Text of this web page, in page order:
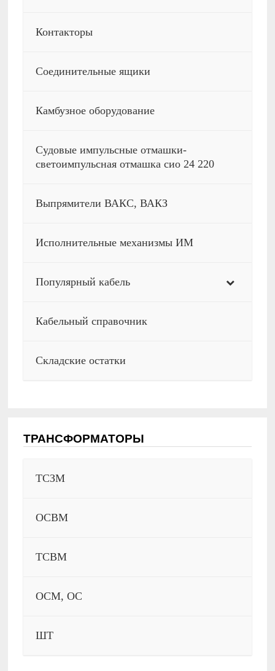
Контакторы
Соединительные ящики
Камбузное оборудование
Судовые импульсные отмашки-
светоимпульсная отмашка сио 24 220
Выпрямители ВАКС, ВАКЗ
Исполнительные механизмы ИМ
Популярный кабель
Кабельный справочник
Складские остатки
ТРАНСФОРМАТОРЫ
ТСЗМ
ОСВМ
ТСВМ
ОСМ, ОС
ШТ